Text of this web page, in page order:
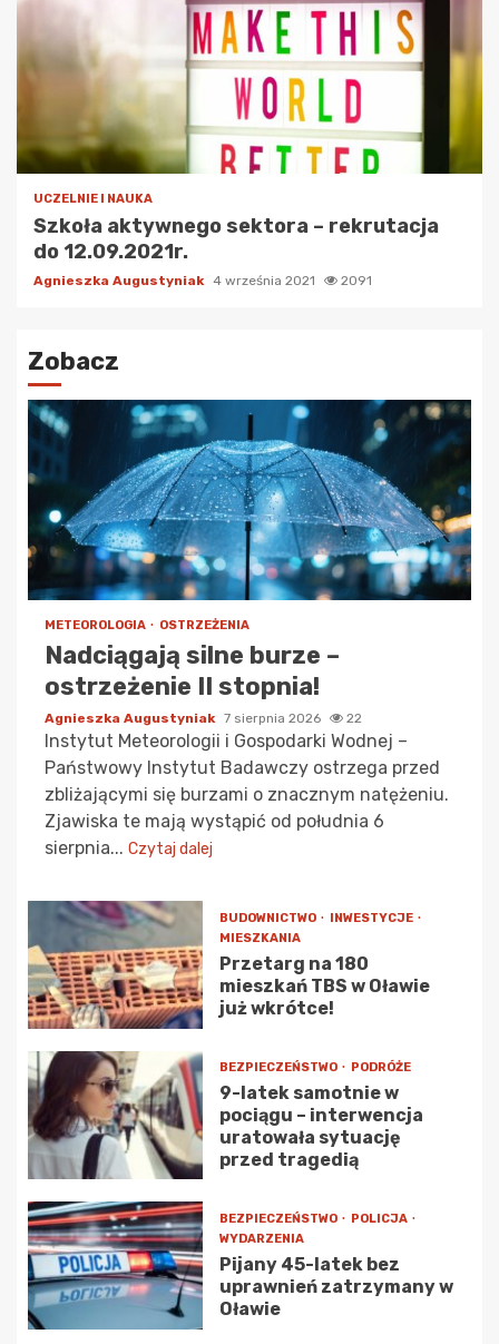
UCZELNIE I NAUKA
Szkoła aktywnego sektora – rekrutacja
do 12.09.2021r.
Agnieszka Augustyniak 4 września 2021 2091
Zobacz
METEOROLOGIA OSTRZEŻENIA
Nadciągają silne burze –
ostrzeżenie II stopnia!
Agnieszka Augustyniak 7 sierpnia 2026 22
Instytut Meteorologii i Gospodarki Wodnej –
Państwowy Instytut Badawczy ostrzega przed
zbliżającymi się burzami o znacznym natężeniu.
Zjawiska te mają wystąpić od południa 6
sierpnia... Czytaj dalej
BUDOWNICTWO
INWESTYCJE
MIESZKANIA
Przetarg na 180
mieszkań TBS w Oławie
już wkrótce!
BEZPIECZEŃSTWO PODRÓŻE
9-latek samotnie w
pociągu – interwencja
uratowała sytuację
przed tragedią
BEZPIECZEŃSTWO
POLICJA
WYDARZENIA
Pijany 45-latek bez
uprawnień zatrzymany w
Oławie